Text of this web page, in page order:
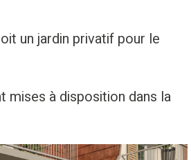
un jardin privatif pour le
mises à disposition dans la